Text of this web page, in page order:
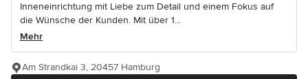
Inneneinrichtung mit Liebe zum Detail und einem Fokus auf
die Wünsche der Kunden. Mit über 1...
Mehr
Am Strandkai 3, 20457 Hamburg